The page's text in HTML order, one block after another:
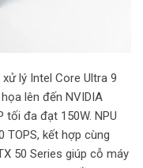
lý Intel Core Ultra 9
lên đến NVIDIA
tối đa đạt 150W. NPU
TOPS, kết hợp cùng
50 Series giúp cỗ máy